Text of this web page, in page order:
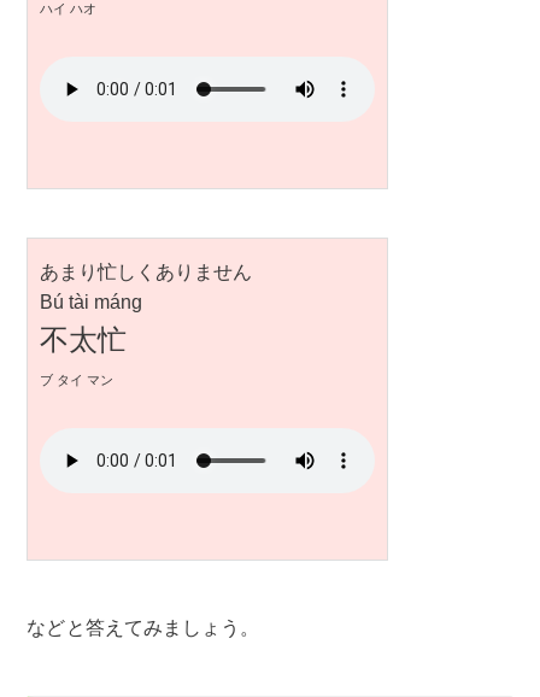
ハイ ハオ
あまり忙しくありません
Bú tài máng
不太忙
ブ タイ マン
などと答えてみましょう。